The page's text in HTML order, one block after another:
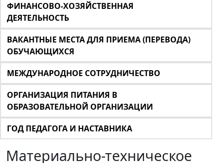
ФИНАНСОВО-ХОЗЯЙСТВЕННАЯ
ДЕЯТЕЛЬНОСТЬ
ВАКАНТНЫЕ МЕСТА ДЛЯ ПРИЕМА (ПЕРЕВОДА)
ОБУЧАЮЩИХСЯ
МЕЖДУНАРОДНОЕ СОТРУДНИЧЕСТВО
ОРГАНИЗАЦИЯ ПИТАНИЯ В
ОБРАЗОВАТЕЛЬНОЙ ОРГАНИЗАЦИИ
ГОД ПЕДАГОГА И НАСТАВНИКА
Материально-техническое